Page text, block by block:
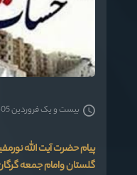
پیام حضرت آیت الله
گلستان وامام جمعه
بیست و یک فروردین 1405